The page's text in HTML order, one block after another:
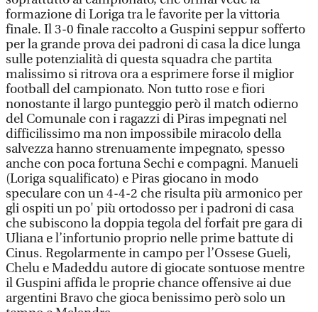
formazione di Loriga tra le favorite per la vittoria
finale. Il 3-0 finale raccolto a Guspini seppur sofferto
per la grande prova dei padroni di casa la dice lunga
sulle potenzialità di questa squadra che partita
malissimo si ritrova ora a esprimere forse il miglior
football del campionato. Non tutto rose e fiori
nonostante il largo punteggio però il match odierno
del Comunale con i ragazzi di Piras impegnati nel
difficilissimo ma non impossibile miracolo della
salvezza hanno strenuamente impegnato, spesso
anche con poca fortuna Sechi e compagni. Manueli
(Loriga squalificato) e Piras giocano in modo
speculare con un 4-4-2 che risulta più armonico per
gli ospiti un po' più ortodosso per i padroni di casa
che subiscono la doppia tegola del forfait pre gara di
Uliana e l’infortunio proprio nelle prime battute di
Cinus. Regolarmente in campo per l’Ossese Gueli,
Chelu e Madeddu autore di giocate sontuose mentre
il Guspini affida le proprie chance offensive ai due
argentini Bravo che gioca benissimo però solo un